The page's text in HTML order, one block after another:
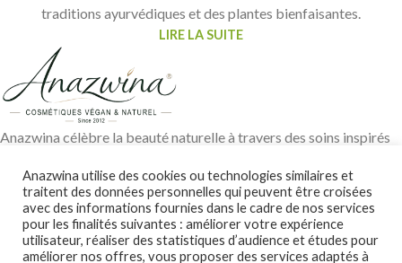
traditions ayurvédiques et des plantes bienfaisantes.
LIRE LA SUITE
Anazwina célèbre la beauté naturelle à travers des soins inspirés
ingrédients soigneusement sélectionnés pour révéler l’éclat
authentique de votre peau et de vos cheveux.
Contact@anazwina.fr
Anazwina utilise des cookies ou technologies similaires et
traitent des données personnelles qui peuvent être croisées
avec des informations fournies dans le cadre de nos services
pour les finalités suivantes : améliorer votre expérience
utilisateur, réaliser des statistiques d’audience et études pour
améliorer nos offres, vous proposer des services adaptés à